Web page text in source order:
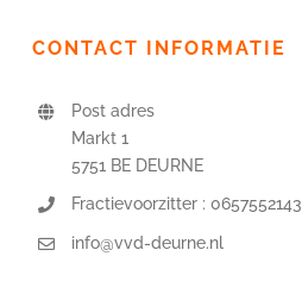
CONTACT INFORMATIE
Post adres
Markt 1
5751 BE DEURNE
Fractievoorzitter : 0657552143
info@vvd-deurne.nl